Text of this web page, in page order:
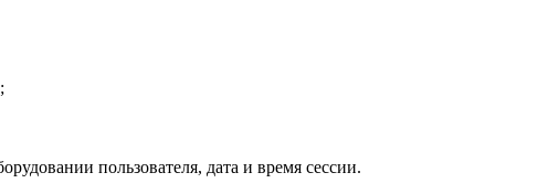
пользователя, дата и время сессии.